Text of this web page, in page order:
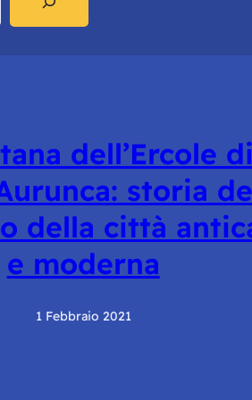
dell’Ercole di
storia
della città
e moderna
1 Febbraio 2021